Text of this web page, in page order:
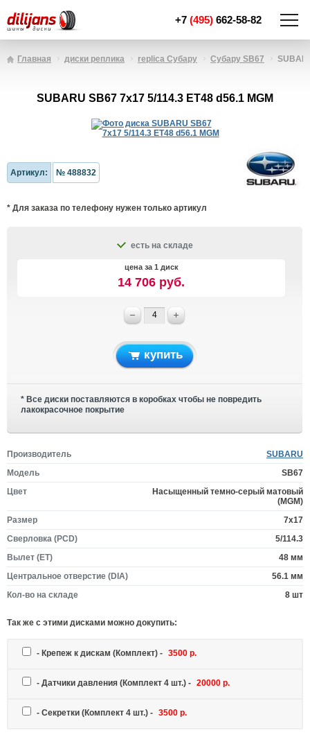
+7 (495) 662-58-82
Главная диски реплика replica Субару Субару SB67
SUBARU SB67 7x17 5/114.3 ET48 d56.1 MGM
Артикул: № 488832
* Для заказа по телефону нужен только артикул
есть на складе
цена за 1 диск
14 706 руб.
купить
* Все диски поставляются в коробках чтобы не повредить
лакокрасочное покрытие
Производитель
SUBARU
Модель
SB67
Цвет
Насыщенный темно-серый матовый
(MGM)
Размер
7x17
Сверловка (PCD)
5/114.3
Вылет (ET)
48 мм
Центральное отверстие (DIA)
56.1 мм
Кол-во на складе
8 шт
Так же c этими дисками можно докупить:
- Крепеж к дискам (Комплект) - 3500 р.
- Датчики давления (Комплект 4 шт.) - 20000 р.
- Секретки (Комплект 4 шт.) - 3500 р.